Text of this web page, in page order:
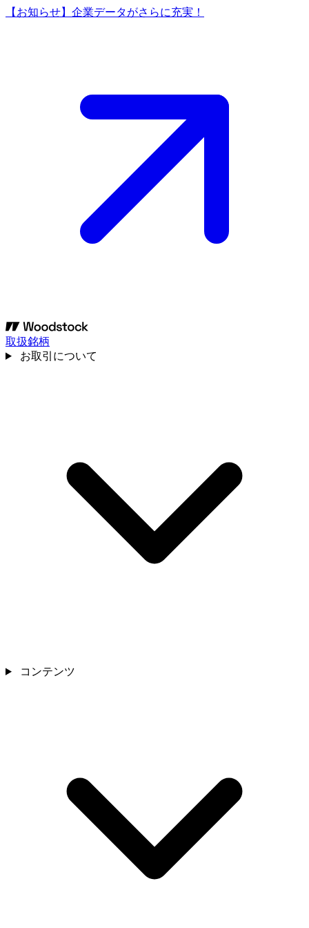
【お知らせ】企業データがさらに充実！
取扱銘柄
お取引について
コンテンツ